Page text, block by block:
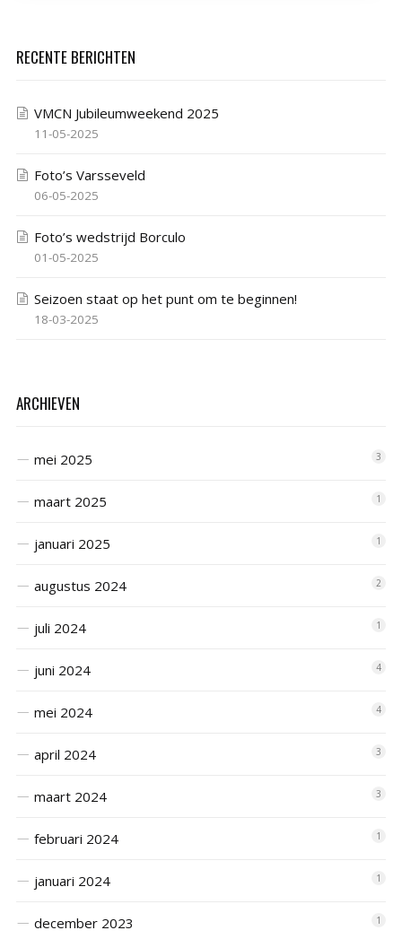
RECENTE BERICHTEN
VMCN Jubileumweekend 2025
11-05-2025
Foto’s Varsseveld
06-05-2025
Foto’s wedstrijd Borculo
01-05-2025
Seizoen staat op het punt om te beginnen!
18-03-2025
ARCHIEVEN
mei 2025 3
maart 2025 1
januari 2025 1
augustus 2024 2
juli 2024 1
juni 2024 4
mei 2024 4
april 2024 3
maart 2024 3
februari 2024 1
januari 2024 1
december 2023 1